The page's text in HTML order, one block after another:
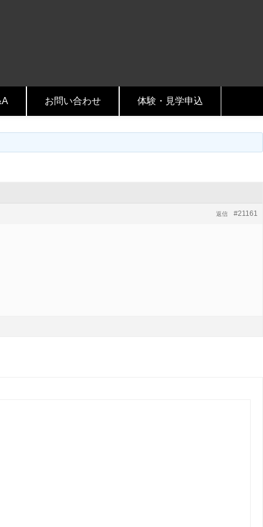
お問い合わせ 体験・見学申込
#21161
返信